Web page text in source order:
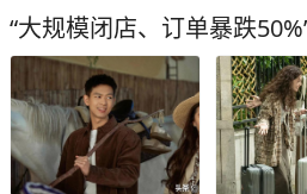
“大规模闭店、订单暴跌